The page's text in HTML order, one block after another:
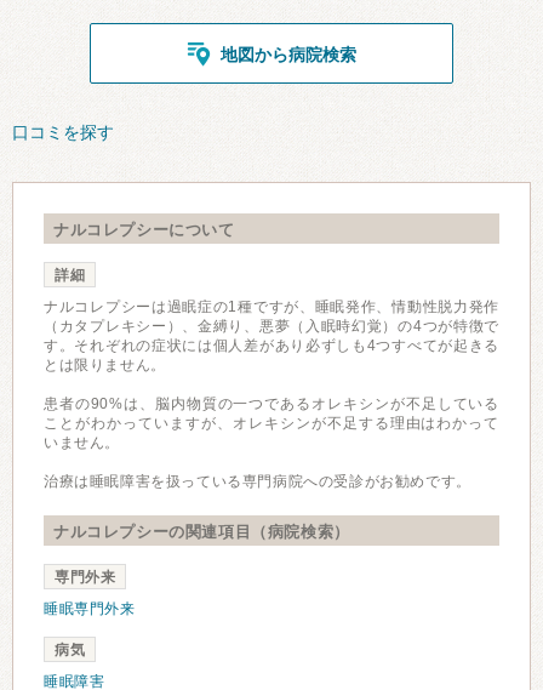
地図から病院検索
口コミを探す
ナルコレプシーについて
詳細
ナルコレプシーは過眠症の1種ですが、睡眠発作、情動性脱力発作
（カタプレキシー）、金縛り、悪夢（入眠時幻覚）の4つが特徴で
す。それぞれの症状には個人差があり必ずしも4つすべてが起きる
とは限りません。
患者の90%は、脳内物質の一つであるオレキシンが不足している
ことがわかっていますが、オレキシンが不足する理由はわかって
いません。
治療は睡眠障害を扱っている専門病院への受診がお勧めです。
ナルコレプシーの関連項目（病院検索）
専門外来
睡眠専門外来
病気
睡眠障害